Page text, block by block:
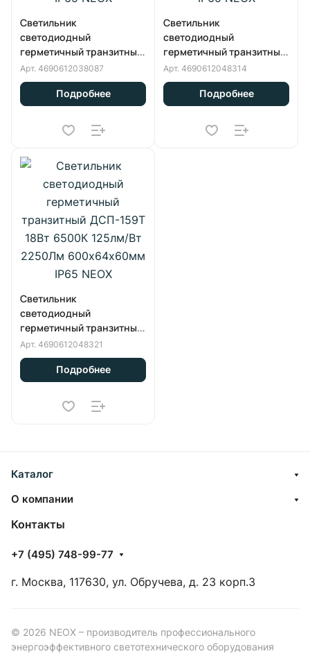
Светильник
светодиодный
герметичный транзитный
ДСП-159Т 18Вт 6500К
105лм/Вт 1890Лм
625х75х70мм IP65 NEOX
Арт. 4690612038087
Подробнее
Светильник
светодиодный
герметичный транзитный
ДСП-159Т 18Вт 4000К
125лм/Вт 2250Лм
600х64х60мм IP65 NEOX
Арт. 4690612048314
Подробнее
Светильник
светодиодный
герметичный транзитный
ДСП-159Т 18Вт 6500К
125лм/Вт 2250Лм
600х64х60мм IP65 NEOX
Арт. 4690612048321
Подробнее
Каталог
О компании
Контакты
+7 (495) 748-99-77
г. Москва, 117630, ул. Обручева, д. 23 корп.3
© 2026 NEOX – производитель профессионального
энергоэффективного светотехнического оборудования